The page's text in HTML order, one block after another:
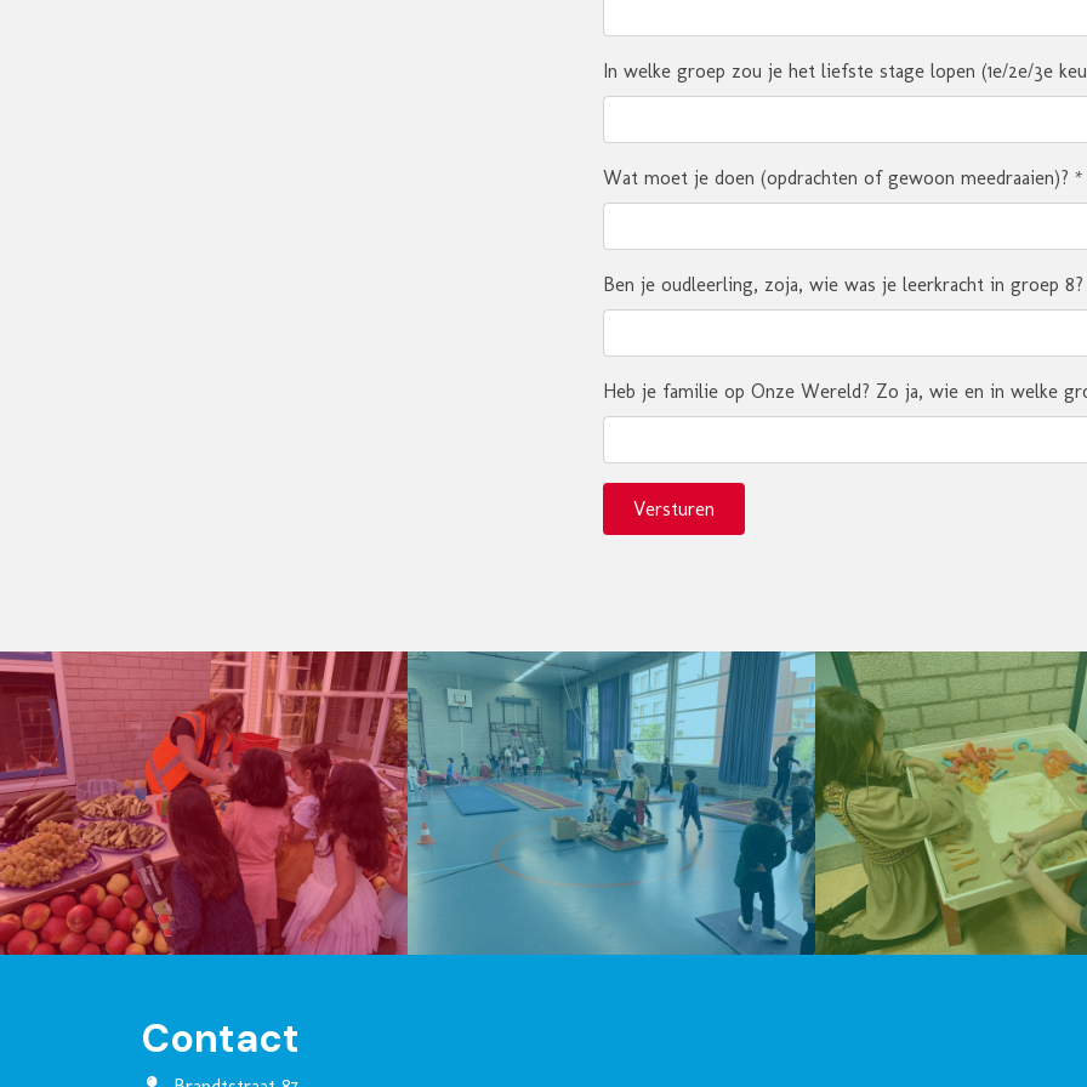
In welke groep zou je het liefste stage lopen (1e/2e/3e
Wat moet je doen (opdrachten of gewoon meedraaien)? *
Ben je oudleerling, zoja, wie was je leerkracht in groep 8?
Heb je familie op Onze Wereld? Zo ja, wie en in welke
Versturen
Contact